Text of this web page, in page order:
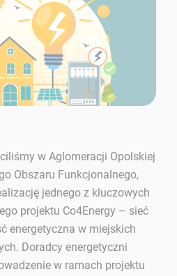
w Aglomeracji Opolskiej
Obszaru Funkcjonalnego,
jednego z kluczowych
projektu Co4Energy – sieć
energetyczna w miejskich
Doradcy energetyczni
w ramach projektu